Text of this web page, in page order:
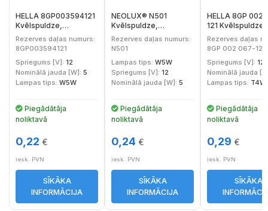
HELLA 8GP003594121
Kvēlspuldze,
Pagriezienu signāla
lukturis
Rezerves daļas numurs:
8GP003594121
Spriegums [V]: 12
Nominālā jauda [W]: 5
Lampas tips: W5W
Piegādātāja
noliktavā
0,22 €
iesk. PVN
SĪKĀKA
INFORMĀCIJA
NEOLUX® N501
Kvēlspuldze,
Pagriezienu signāla
lukturis
Rezerves daļas numurs:
N501
Lampas tips: W5W
Spriegums [V]: 12
Nominālā jauda [W]: 5
Piegādātāja
noliktavā
0,24 €
iesk. PVN
SĪKĀKA
INFORMĀCIJA
HELLA 8GP 002
121 Kvēlspuldze,
Pagriezienu
lukturis
Rezerves daļas
8GP 002 067-121
Spriegums [V]: 12
Nominālā jauda
Lampas tips: T4W
Piegādātāja
noliktavā
0,29 €
iesk. PVN
SĪKĀKA